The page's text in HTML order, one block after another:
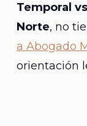
Temporal
Norte, no
a Abogado
orientación